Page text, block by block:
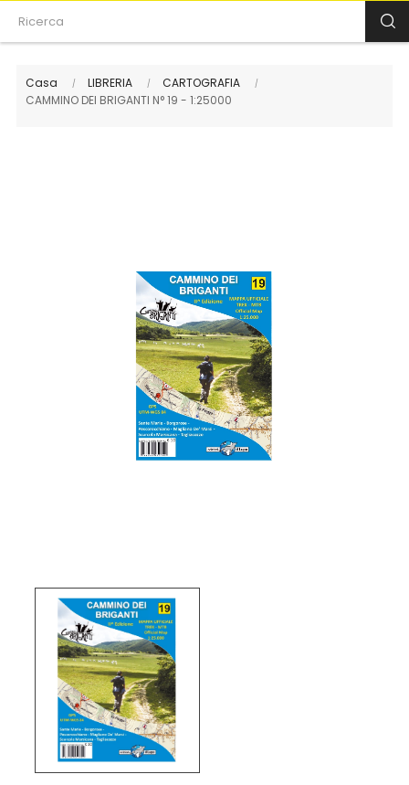
Casa LIBRERIA
CARTOGRAFIA
CAMMINO DEI BRIGANTI N° 19 - 1:25000